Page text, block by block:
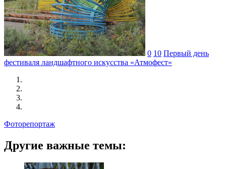
0 10 Первый день
фестиваля ландшафтного искусства «Атмофест»
Фоторепортаж
Другие важные темы: